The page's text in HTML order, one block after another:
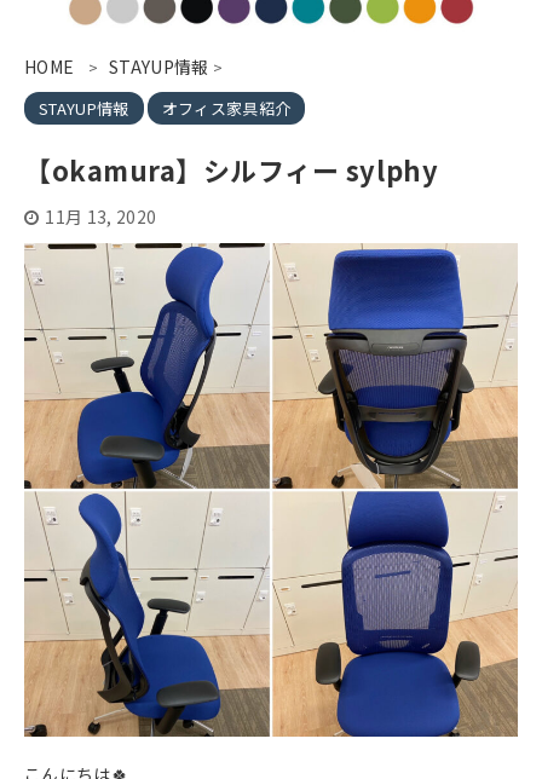
HOME > STAYUP情報 >
STAYUP情報
オフィス家具紹介
【okamura】シルフィー sylphy
11月 13, 2020
こんにちは🍀